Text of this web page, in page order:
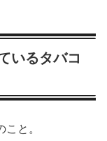
いるタバコ
と。